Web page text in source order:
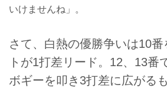
いけませんね」。
さて、白熱の優勝争いは10
トが1打差リード。12、13番
ボギーを叩き3打差に広がる